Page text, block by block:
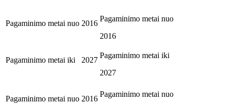
Pagaminimo metai nuo 2016
Pagaminimo metai nuo
2016
Pagaminimo metai iki 2027
Pagaminimo metai iki
2027
Pagaminimo metai nuo 2016
Pagaminimo metai nuo